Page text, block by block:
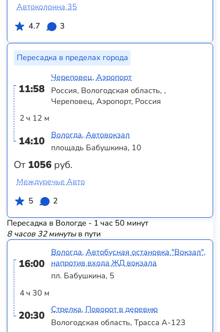
Автоколонна 35
4.7
3
Пересадка в пределах города
11:58
2 ч 12 м
14:10
От 1056 руб.
Череповец, Аэропорт
Россия, Вологодская область, ,
Череповец, Аэропорт, Россия
Вологда, Автовокзал
площадь Бабушкина, 10
Междуречье Авто
5
2
Пересадка в Вологде - 1 час 50 минут
8 часов 32 минутыв пути
16:00
4 ч 30 м
20:30
Вологда, Автобусная остановка "Вокзал",
напротив входа ЖД вокзала
пл. Бабушкина, 5
Стрелка, Поворот в деревню
Вологодская область, Трасса А-123